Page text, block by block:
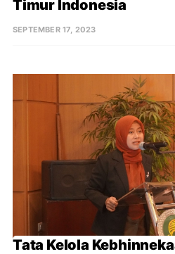
Timur Indonesia
SEPTEMBER 17, 2023
Tata Kelola